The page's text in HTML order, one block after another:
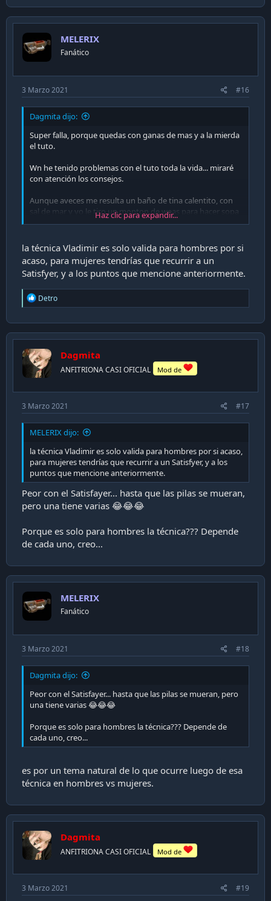
c
t
o
n
MELERIX
Fanático
3 Marzo 2021 #16
Dagmita dijo:
Super falla, porque quedas con ganas de mas y a la mierda
el tuto.
Wn he tenido problemas con el tuto toda la vida... miraré
con atención los consejos.
Aunque aveces me resulta un baño de tina calentito, con
sal de mar y yo le tiro un monton de weas para hacer sopa
de Dagmita... al sobre y poner ruiditos de fondo... 1 de cada
Haz clic para expandir...
la técnica Vladimir es solo valida para hombres por si
acaso, para mujeres tendrías que recurrir a un
Satisfyer, y a los puntos que mencione anteriormente.
R
e
c
t
o
n
s
Detro
Dagmita
ANFITRIONA CASI OFICIAL Mod de
3 Marzo 2021 #17
MELERIX dijo:
la técnica Vladimir es solo valida para hombres por si acaso,
para mujeres tendrías que recurrir a un Satisfyer, y a los
puntos que mencione anteriormente.
Peor con el Satisfayer... hasta que las pilas se mueran,
pero una tiene varias 😂😂😂
Porque es solo para hombres la técnica??? Depende
de cada uno, creo...
MELERIX
Fanático
3 Marzo 2021 #18
Dagmita dijo:
Peor con el Satisfayer... hasta que las pilas se mueran, pero
una tiene varias 😂😂😂
Porque es solo para hombres la técnica??? Depende de
cada uno, creo...
es por un tema natural de lo que ocurre luego de esa
técnica en hombres vs mujeres.
Dagmita
ANFITRIONA CASI OFICIAL Mod de
3 Marzo 2021 #19